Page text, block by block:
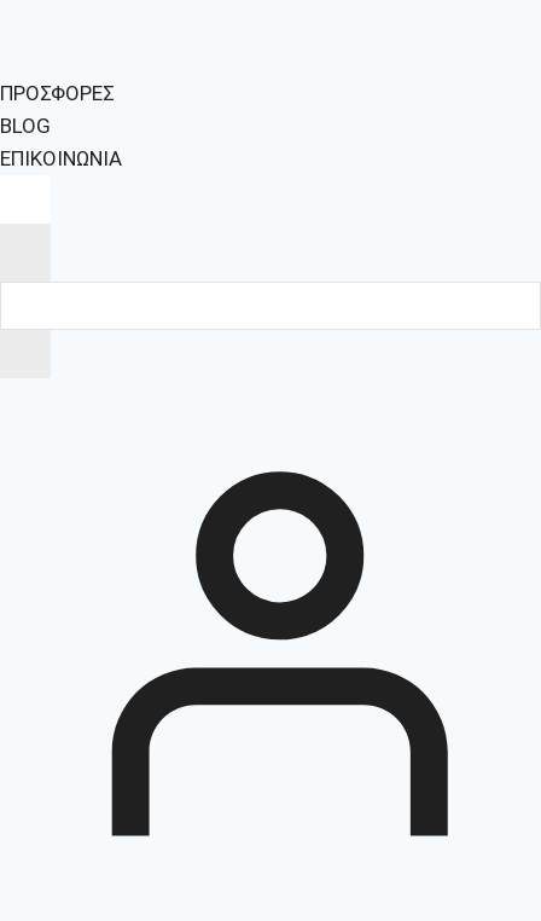
ΠΡΟΣΦΟΡΕΣ
BLOG
ΕΠΙΚΟΙΝΩΝΙΑ